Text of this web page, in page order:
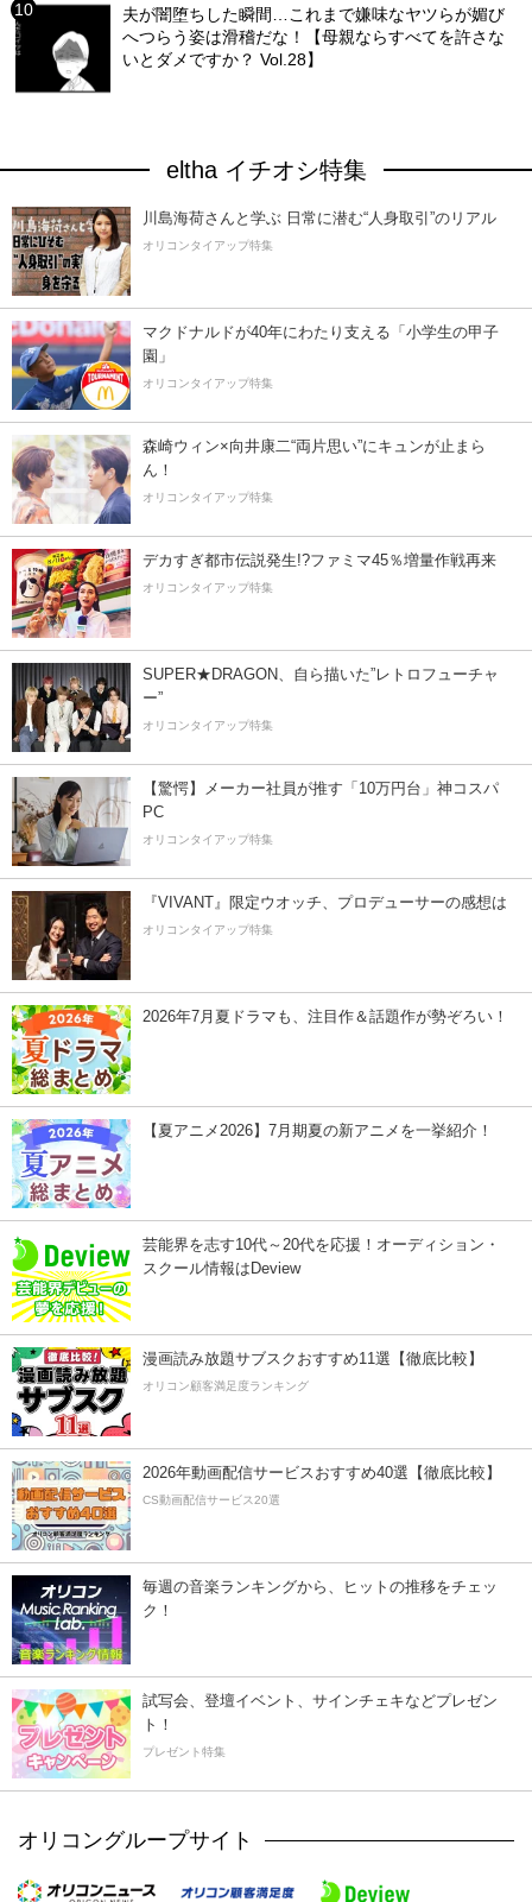
夫が闇堕ちした瞬間…これまで嫌味なヤツらが媚び
へつらう姿は滑稽だな！【母親ならすべてを許さな
いとダメですか？ Vol.28】
eltha イチオシ特集
川島海荷さんと学ぶ 日常に潜む“人身取引”のリアル
オリコンタイアップ特集
マクドナルドが40年にわたり支える「小学生の甲子
園」
オリコンタイアップ特集
森崎ウィン×向井康二“両片思い”にキュンが止まら
ん！
オリコンタイアップ特集
デカすぎ都市伝説発生!?ファミマ45％増量作戦再来
オリコンタイアップ特集
SUPER★DRAGON、自ら描いた”レトロフューチャ
ー”
オリコンタイアップ特集
【驚愕】メーカー社員が推す「10万円台」神コスパ
PC
オリコンタイアップ特集
『VIVANT』限定ウオッチ、プロデューサーの感想は
オリコンタイアップ特集
2026年7月夏ドラマも、注目作＆話題作が勢ぞろい！
【夏アニメ2026】7月期夏の新アニメを一挙紹介！
芸能界を志す10代～20代を応援！オーディション・
スクール情報はDeview
漫画読み放題サブスクおすすめ11選【徹底比較】
オリコン顧客満足度ランキング
2026年動画配信サービスおすすめ40選【徹底比較】
CS動画配信サービス20選
毎週の音楽ランキングから、ヒットの推移をチェッ
ク！
試写会、登壇イベント、サインチェキなどプレゼン
ト！
プレゼント特集
オリコングループサイト